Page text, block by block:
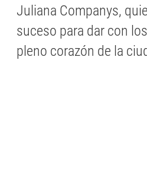
Juliana Companys,
suceso para dar con
pleno corazón de la